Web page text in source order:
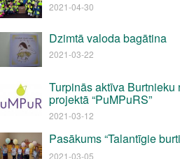
2021-04-30
Dzimtā valoda bagātina
2021-03-22
Turpinās aktīva
projektā “PuMPuRS”
2021-03-12
Pasākums “Talantīgie
2021-03-05